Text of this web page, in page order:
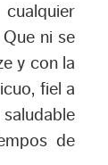
ni se
y con la
fiel a
de